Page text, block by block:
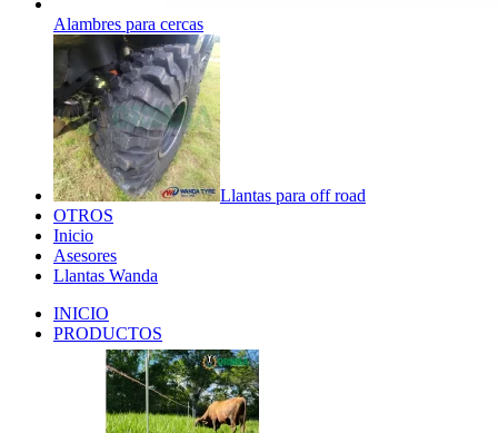
Alambres para cercas
Llantas para off road
OTROS
Inicio
Asesores
Llantas Wanda
INICIO
PRODUCTOS